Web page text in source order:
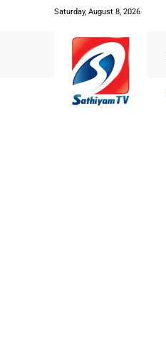
Saturday, August 8, 2026